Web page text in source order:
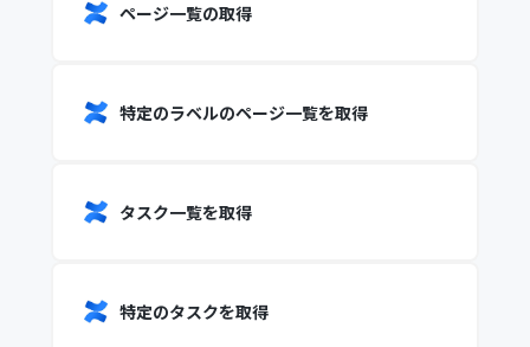
ページ一覧の取得
特定のラベルのページ一覧を取得
タスク一覧を取得
特定のタスクを取得